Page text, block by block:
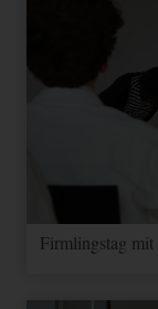
Firmlingstag